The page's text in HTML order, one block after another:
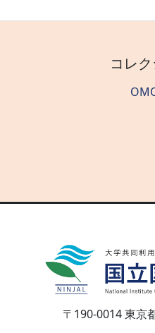
コレ
〒190-0014 東京